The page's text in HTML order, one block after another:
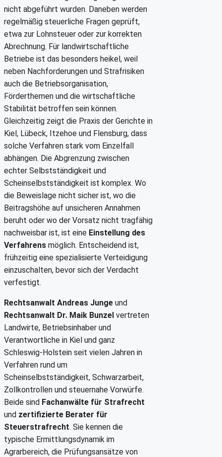
nicht abgeführt wurden. Daneben werden
regelmäßig steuerliche Fragen geprüft,
etwa zur Lohnsteuer oder zur korrekten
Abrechnung. Für landwirtschaftliche
Betriebe ist das besonders heikel, weil
neben Nachforderungen und Strafrisiken
auch die Betriebsorganisation,
Förderthemen und die wirtschaftliche
Stabilität betroffen sein können.
Gleichzeitig zeigt die Praxis der Gerichte in
Kiel, Lübeck, Itzehoe und Flensburg, dass
solche Verfahren stark vom Einzelfall
abhängen. Die Abgrenzung zwischen
echter Selbstständigkeit und
Scheinselbstständigkeit ist komplex. Wo
die Beweislage nicht sicher ist, wo die
Beitragshöhe auf unsicheren Annahmen
beruht oder wo der Vorsatz nicht tragfähig
nachweisbar ist, ist eine Einstellung des
Verfahrens möglich. Entscheidend ist,
frühzeitig eine spezialisierte Verteidigung
einzuschalten, bevor sich der Verdacht
verfestigt.
Rechtsanwalt Andreas Junge und
Rechtsanwalt Dr. Maik Bunzel vertreten
Landwirte, Betriebsinhaber und
Verantwortliche in Kiel und ganz
Schleswig-Holstein seit vielen Jahren in
Verfahren rund um
Scheinselbstständigkeit, Schwarzarbeit,
Zollkontrollen und steuernahe Vorwürfe.
Beide sind Fachanwälte für Strafrecht
und zertifizierte Berater für
Steuerstrafrecht. Sie kennen die
typische Ermittlungsdynamik im
Agrarbereich, die Prüfungsansätze von